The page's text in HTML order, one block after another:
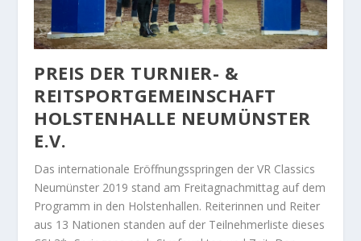
PREIS DER TURNIER- &
REITSPORTGEMEINSCHAFT
HOLSTENHALLE NEUMÜNSTER
E.V.
Das internationale Eröffnungsspringen der VR Classics
Neumünster 2019 stand am Freitagnachmittag auf dem
Programm in den Holstenhallen. Reiterinnen und Reiter
aus 13 Nationen standen auf der Teilnehmerliste dieses